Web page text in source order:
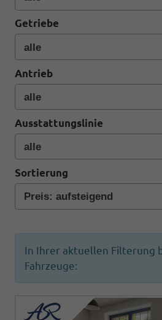
Getriebe
Antrieb
Ausstattungslinie
Sortierung
In Ihrer aktuellen Filterung
Fahrzeuge: